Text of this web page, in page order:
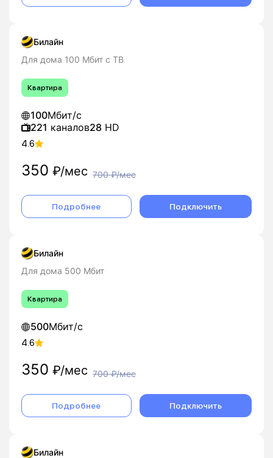
Билайн
Для дома 100 Мбит с ТВ
Квартира
100Мбит/с
221 каналов28 HD
4.6
350 ₽/мес 700₽/мес
Подробнее Подключить
Билайн
Для дома 500 Мбит
Квартира
500Мбит/с
4.6
350 ₽/мес 700₽/мес
Подробнее Подключить
Билайн